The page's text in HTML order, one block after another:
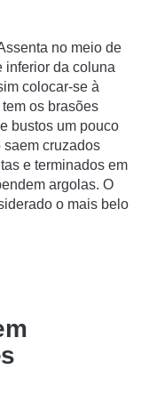
no meio de
inferior da coluna
colocar-se à
os brasões
bustos um pouco
saem cruzados
e terminados em
argolas. O
o mais belo